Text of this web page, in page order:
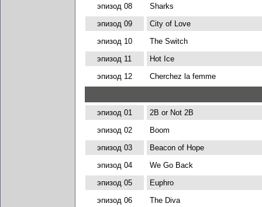
эпизод 08
Sharks
эпизод 09
City of Love
эпизод 10
The Switch
эпизод 11
Hot Ice
эпизод 12
Cherchez la femme
эпизод 01
2B or Not 2B
эпизод 02
Boom
эпизод 03
Beacon of Hope
эпизод 04
We Go Back
эпизод 05
Euphro
эпизод 06
The Diva